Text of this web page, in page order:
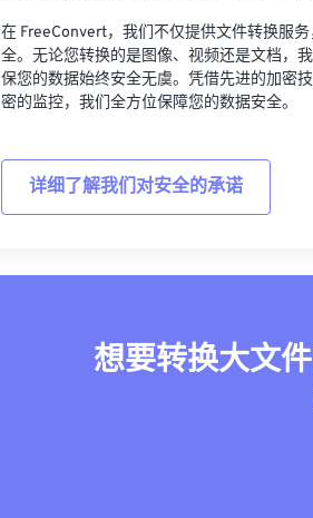
在 FreeConvert，我们不仅提供文件转换服
全。无论您转换的是图像、视频还是文档，
保您的数据始终安全无虞。凭借先进的加密
密的监控，我们全方位保障您的数据安全。
详细了解我们对安全的承诺
想要转换大文